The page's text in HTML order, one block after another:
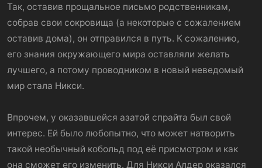
Так, оставив прощальное письмо родственникам,
собрав свои сокровища (а некоторые с сожалением
оставив дома), он отправился в путь. К сожалению,
его знания окружающего мира оставляли желать
лучшего, а потому проводником в новый неведомый
мир стала Никси.
Впрочем, у оказавшейся азатой спрайта был свой
интерес. Ей было любопытно, что может натворить
такой необычный кобольд под её присмотром и как
она сможет его изменить. Для Никси Алдер оказался